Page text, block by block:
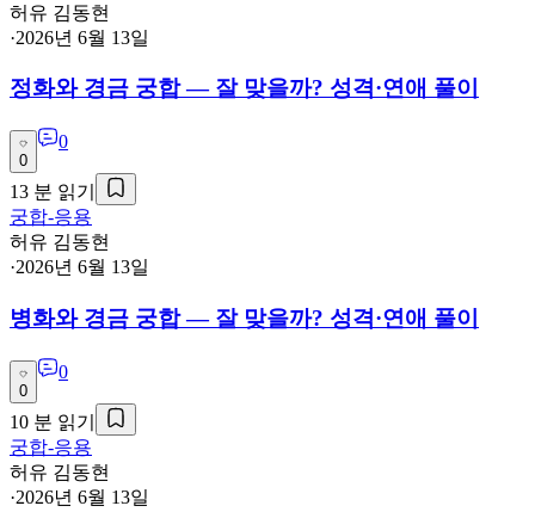
허유 김동현
·2026년 6월 13일
정화와 경금 궁합 — 잘 맞을까? 성격·연애 풀이
0
0
13 분 읽기
궁합-응용
허유 김동현
·2026년 6월 13일
병화와 경금 궁합 — 잘 맞을까? 성격·연애 풀이
0
0
10 분 읽기
궁합-응용
허유 김동현
·2026년 6월 13일